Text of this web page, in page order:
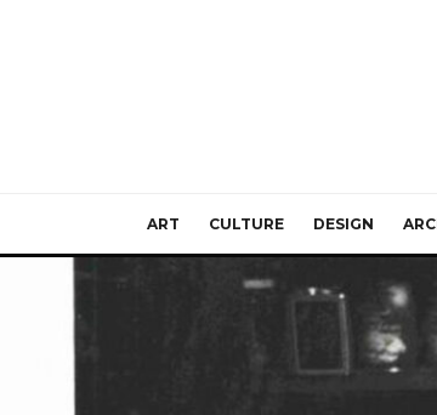
ART CULTURE DESIGN